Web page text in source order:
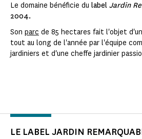
Le domaine bénéficie du label Jardin
2004.
Son parc de 85 hectares fait l'objet
tout au long de l'année par l'équipe
jardiniers et d'une cheffe jardinier
LE LABEL JARDIN